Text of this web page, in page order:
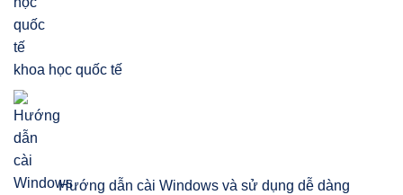
khoa học quốc tế
Hướng dẫn cài Windows và sử dụng dễ dàng